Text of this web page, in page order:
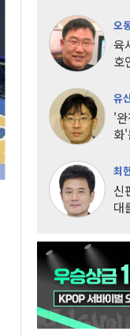
오
육
호
유
'
화
최
신
대